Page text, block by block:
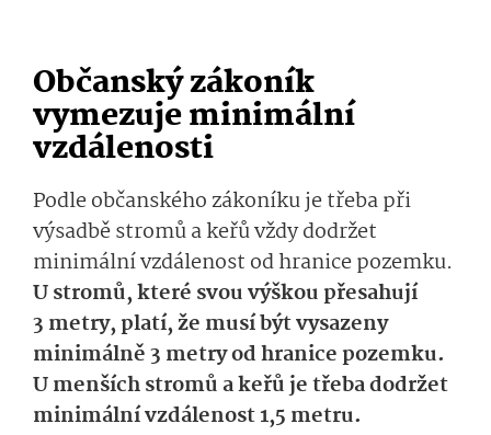
Občanský zákoník
vymezuje minimální
vzdálenosti
Podle občanského zákoníku je třeba při
výsadbě stromů a keřů vždy dodržet
minimální vzdálenost od hranice pozemku.
U stromů, které svou výškou přesahují
3 metry, platí, že musí být vysazeny
minimálně 3 metry od hranice pozemku.
U menších stromů a keřů je třeba dodržet
minimální vzdálenost 1,5 metru.